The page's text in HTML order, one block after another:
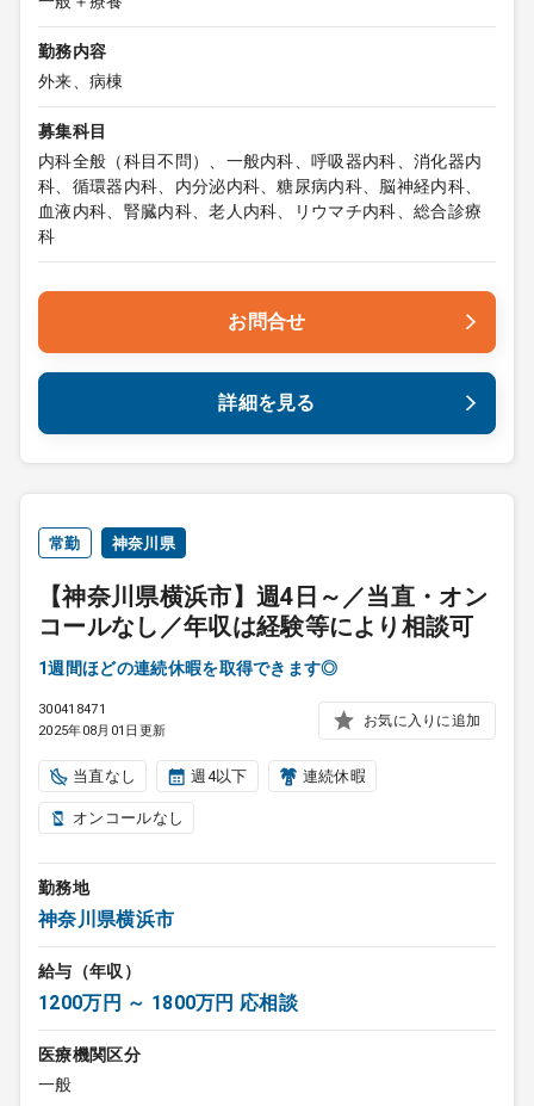
勤務内容
外来、病棟
募集科目
内科全般（科目不問）、一般内科、呼吸器内科、消化器内
科、循環器内科、内分泌内科、糖尿病内科、脳神経内科、
血液内科、腎臓内科、老人内科、リウマチ内科、総合診療
科
お問合せ
詳細を見る
常勤 神奈川県
【神奈川県横浜市】週4日～／当直・オン
コールなし／年収は経験等により相談可
1週間ほどの連続休暇を取得できます◎
300418471
2025年08月01日更新
お気に入りに追加
当直なし 週4以下 連続休暇
オンコールなし
勤務地
神奈川県横浜市
給与（年収）
1200万円 ～ 1800万円 応相談
医療機関区分
一般